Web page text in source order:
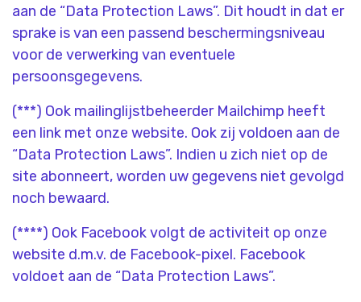
aan de “Data Protection Laws”. Dit houdt in dat er
sprake is van een passend beschermingsniveau
voor de verwerking van eventuele
persoonsgegevens.
(***) Ook mailinglijstbeheerder Mailchimp heeft
een link met onze website. Ook zij voldoen aan de
“Data Protection Laws”. Indien u zich niet op de
site abonneert, worden uw gegevens niet gevolgd
noch bewaard.
(****) Ook Facebook volgt de activiteit op onze
website d.m.v. de Facebook-pixel. Facebook
voldoet aan de “Data Protection Laws”.